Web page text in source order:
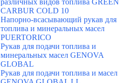
CARBUR COLD 10
Напорно-всасывающий рукав для
топлива и минеральных масел
PUERTORICO
Рукав для подачи топлива и
минеральных масел GENOVA
GLOBAL
Рукав для подачи топлива и масел